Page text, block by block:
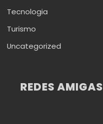
Tecnologia
Turismo
Uncategorized
REDES AMIGAS